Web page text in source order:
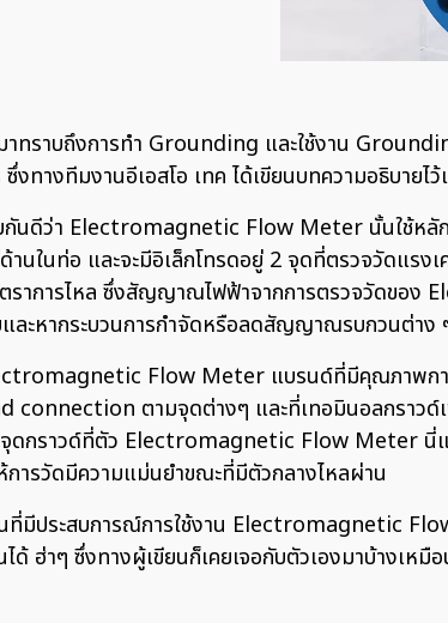
าทราบถึงการทำ Grounding และใช้งาน
ซึ่งทางทีมงานอีเอสโอ เทค ได้เขียนบทความอธิบาย
กันดีว่า Electromagnetic Flow Meter นั้นใช้หลั
านในท่อ และจะมีอิเล็กโทรดอยู่ 2 จุดที่ตรวจวัดแร
ราการไหล ซึ่งสัญญาณไฟฟ้าจากการตรวจวัดขอ
ละหากระบวนการกำจัดหรือลดสัญญาณรบกวนต่าง
Flow Meter แบรนด์ที่มีคุณภาพกา
connection ตามจุดต่างๆ และที่เทอมินอลกราวด์
จุดกราวด์ที่ตัว Electromagnetic Flow Meter
การวัดมีความแม่นยำขณะที่มีตัวกลางไหลผ่าน
ที่มีประสบการณ์การใช้งาน Electromagnetic
ได้ ฮ่าๆ ซึ่งทางผู้เขียนก็เคยเจอกับตัวเองมาบ้างเห